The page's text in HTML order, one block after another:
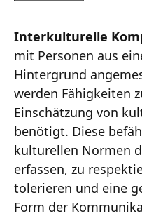
Interkulturelle
mit Personen aus
Hintergrund
werden Fähigkeiten
Einschätzung von
benötigt. Diese
kulturellen Normen
erfassen, zu
tolerieren und eine
Form der